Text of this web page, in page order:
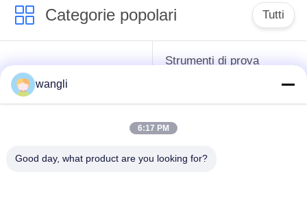
Categorie popolari Tutti
strumenti difficili del
petrolio
Strumenti di prova
lubrificante
collaudo del
collaudo dell'olio del
wangli
6:17 PM
Good day, what product are you looking for?